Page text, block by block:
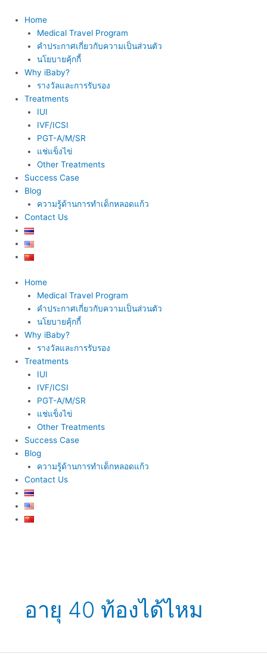
content
Home
Medical Travel Program
คำประกาศเกี่ยวกับความเป็นส่วนตัว
นโยบายคุ้กกี้
Why iBaby?
รางวัลและการรับรอง
Treatments
IUI
IVF/ICSI
PGT-A/M/SR
แช่แข็งไข่
Other Treatments
Success Case
Blog
ความรู้ด้านการทำเด็กหลอดแก้ว
Contact Us
Home
Medical Travel Program
คำประกาศเกี่ยวกับความเป็นส่วนตัว
นโยบายคุ้กกี้
Why iBaby?
รางวัลและการรับรอง
Treatments
IUI
IVF/ICSI
PGT-A/M/SR
แช่แข็งไข่
Other Treatments
Success Case
Blog
ความรู้ด้านการทำเด็กหลอดแก้ว
Contact Us
อายุ 40 ท้องได้ไหม